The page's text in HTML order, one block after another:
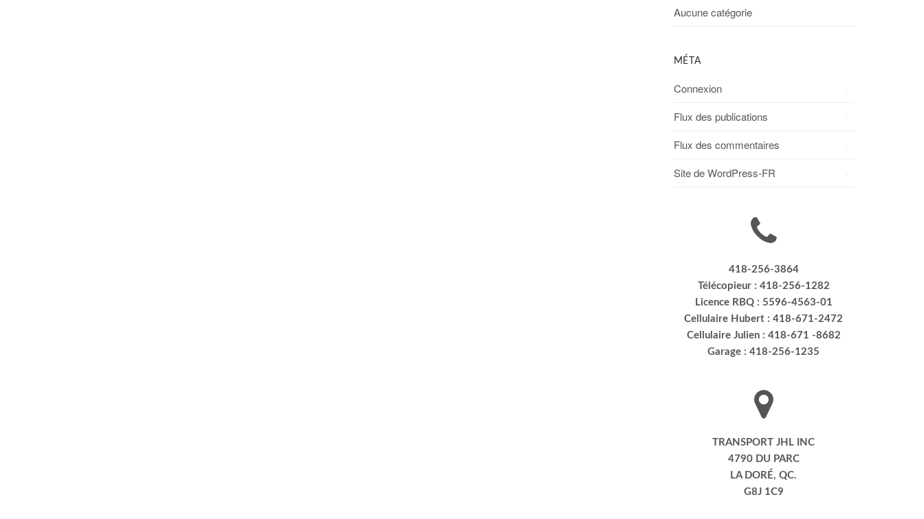
Aucune catégorie
MÉTA
Connexion
Flux des publications
Flux des commentaires
Site de WordPress-FR
418-256-3864
Télécopieur : 418-256-1282
Licence RBQ : 5596-4563-01
Cellulaire Hubert : 418-671-2472
Cellulaire Julien : 418-671 -8682
Garage : 418-256-1235
TRANSPORT JHL INC
4790 DU PARC
LA DORÉ, QC.
G8J 1C9